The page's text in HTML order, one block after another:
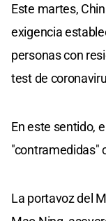
Este martes,
exigencia
personas con
test de
En este sentido,
"contramedidas"
La portavoz del